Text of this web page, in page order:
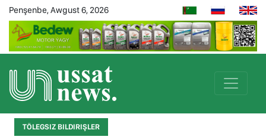
Penşenbe, Awgust 6, 2026
TÖLEGSIZ BILDIRIŞLER